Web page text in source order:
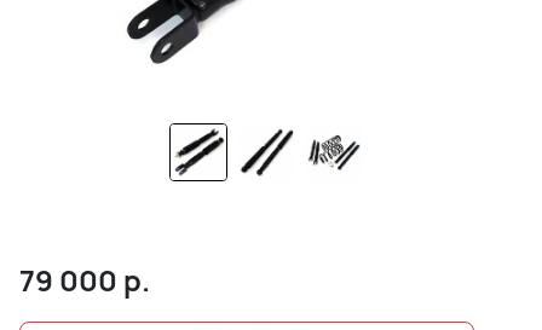
79 000 р.